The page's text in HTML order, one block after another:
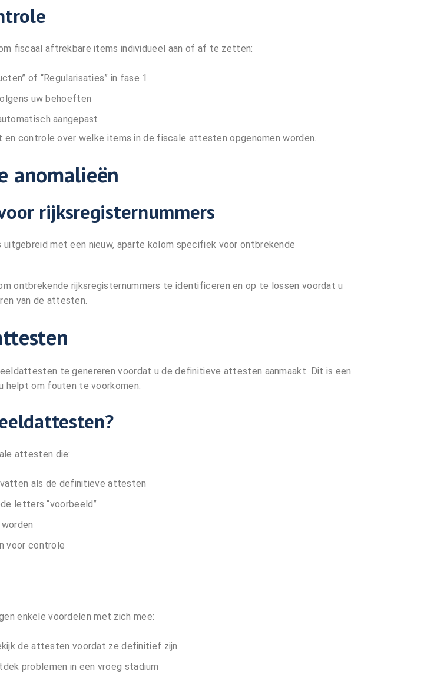
fiscaal aftrekbare items individueel aan of af te zetten:
of “Regularisaties” in fase 1
uw behoeften
aangepast
controle over welke items in de fiscale attesten opgenomen worden.
anomalieën
rijksregisternummers
met een nieuw, aparte kolom specifiek voor ontbrekende
ontbrekende rijksregisternummers te identificeren en op te lossen voordat u
van de attesten.
te genereren voordat u de definitieve attesten aanmaakt. Dit is een
helpt om fouten te voorkomen.
attesten die:
als de definitieve attesten
letters “voorbeeld”
voor controle
enkele voordelen met zich mee:
de attesten voordat ze definitief zijn
problemen in een vroeg stadium